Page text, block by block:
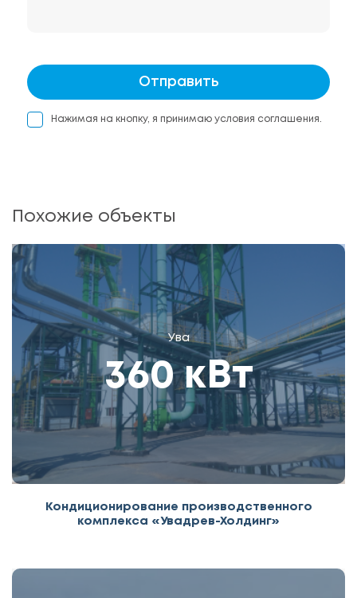
Отправить
Нажимая на кнопку, я принимаю условия соглашения.
Похожие объекты
Ува
360 кВт
Кондиционирование производственного
комплекса «Увадрев-Холдинг»